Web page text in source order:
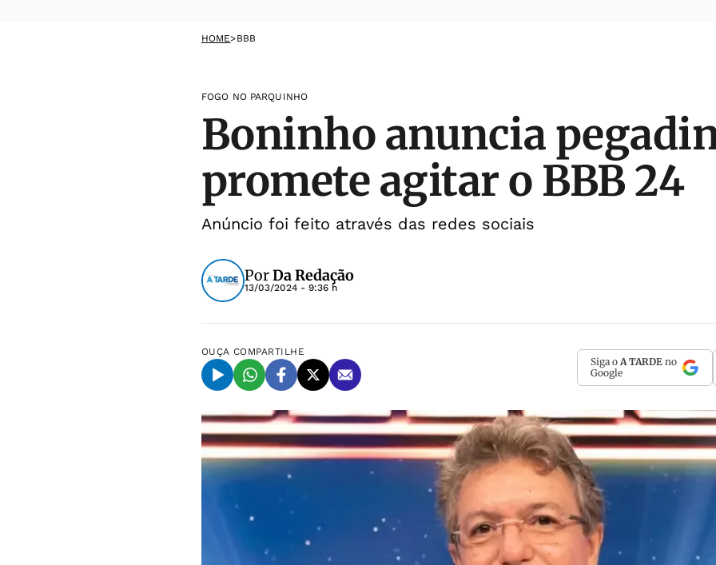
HOME>BBB
FOGO NO PARQUINHO
Boninho anuncia
promete agitar o BBB 24
Anúncio foi feito através das redes sociais
PorDa Redação
13/03/2024 - 9:36 h
OUÇA COMPARTILHE
Siga o A TARDE no
Google